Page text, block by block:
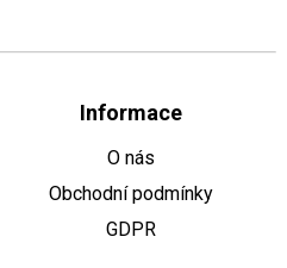
Informace
O nás
Obchodní podmínky
GDPR